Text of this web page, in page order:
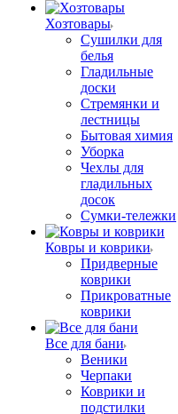
Хозтовары
Сушилки для
белья
Гладильные
доски
Стремянки и
лестницы
Бытовая химия
Уборка
Чехлы для
гладильных
досок
Сумки-тележки
Ковры и коврики
Придверные
коврики
Прикроватные
коврики
Все для бани
Веники
Черпаки
Коврики и
подстилки